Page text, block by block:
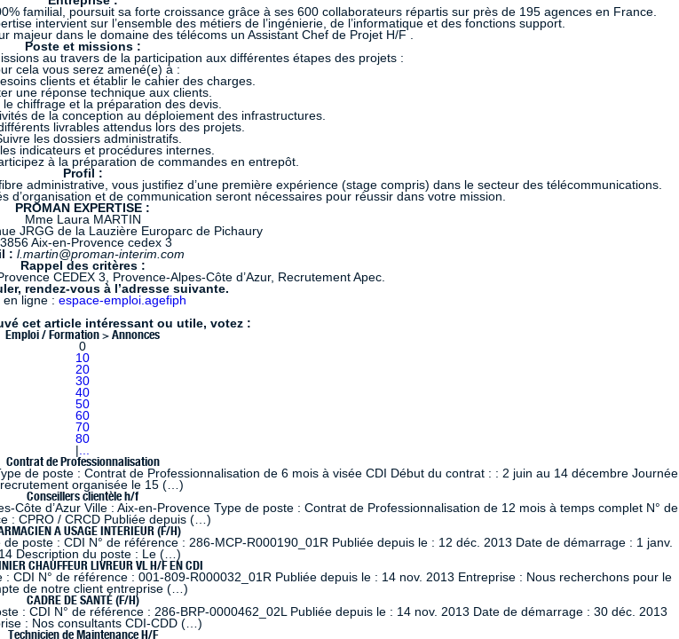
familial, poursuit sa forte croissance grâce à ses 600 collaborateurs répartis sur près de 195 agences en France.
intervient sur l’ensemble des métiers de l’ingénierie, de l’informatique et des fonctions support.
majeur dans le domaine des télécoms un Assistant Chef de Projet H/F .
Poste et missions :
au travers de la participation aux différentes étapes des projets :
cela vous serez amené(e) à :
clients et établir le cahier des charges.
une réponse technique aux clients.
le chiffrage et la préparation des devis.
de la conception au déploiement des infrastructures.
livrables attendus lors des projets.
les dossiers administratifs.
indicateurs et procédures internes.
à la préparation de commandes en entrepôt.
Profil :
administrative, vous justifiez d’une première expérience (stage compris) dans le secteur des télécommunications.
d’organisation et de communication seront nécessaires pour réussir dans votre mission.
PROMAN EXPERTISE :
Mme Laura MARTIN
JRGG de la Lauzière Europarc de Pichaury
Aix-en-Provence cedex 3
: l.martin@proman-interim.com
Rappel des critères :
CEDEX 3, Provence-Alpes-Côte d’Azur, Recrutement Apec.
rendez-vous à l’adresse suivante.
en ligne : espace-emploi.agefiph
cet article intéressant ou utile, votez :
Emploi / Formation > Annonces
0
10
20
30
40
50
60
70
80
...
Contrat de Professionnalisation
de poste : Contrat de Professionnalisation de 6 mois à visée CDI Début du contrat : : 2 juin au 14 décembre Journée
organisée le 15 (…)
Conseillers clientèle h/f
d’Azur Ville : Aix-en-Provence Type de poste : Contrat de Professionnalisation de 12 mois à temps complet N° de
: CPRO / CRCD Publiée depuis (…)
A USAGE INTERIEUR (F/H)
poste : CDI N° de référence : 286-MCP-R000190_01R Publiée depuis le : 12 déc. 2013 Date de démarrage : 1 janv.
Description du poste : Le (…)
CHAUFFEUR LIVREUR VL H/F EN CDI
CDI N° de référence : 001-809-R000032_01R Publiée depuis le : 14 nov. 2013 Entreprise : Nous recherchons pour le
de notre client entreprise (…)
CADRE DE SANTÉ (F/H)
: CDI N° de référence : 286-BRP-0000462_02L Publiée depuis le : 14 nov. 2013 Date de démarrage : 30 déc. 2013
: Nos consultants CDI-CDD (…)
Technicien de Maintenance H/F